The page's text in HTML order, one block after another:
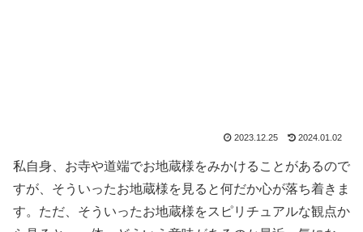
2023.12.25 2024.01.02
私自身、お寺や道端でお地蔵様をみかけることがあるので
すが、そういったお地蔵様を見ると何だか心が落ち着きま
す。ただ、そういったお地蔵様をスピリチュアルな観点か